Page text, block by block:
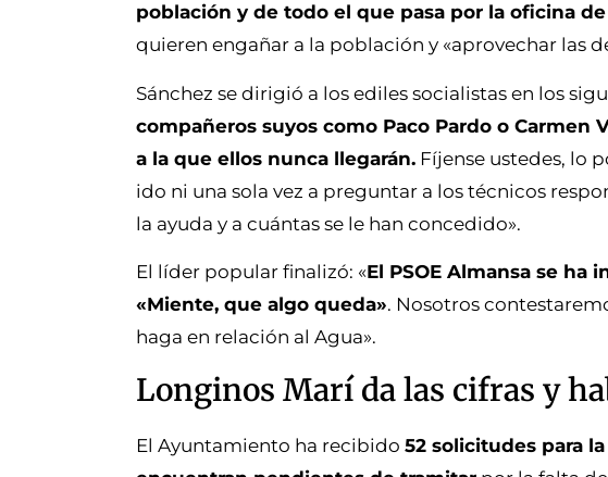
población y de todo el que pasa por la oficina
quieren engañar a la población y «aprovechar las
Sánchez se dirigió a los ediles socialistas en los
compañeros suyos como Paco Pardo o
a la que ellos nunca llegarán. Fíjense ustedes, lo
ido ni una sola vez a preguntar a los técnicos
la ayuda y a cuántas se le han concedido».
El líder popular finalizó: «El PSOE Almansa se ha
«Miente, que algo queda». Nosotros
haga en relación al Agua».
Longinos Marí da las cifras y
El Ayuntamiento ha recibido 52 solicitudes para